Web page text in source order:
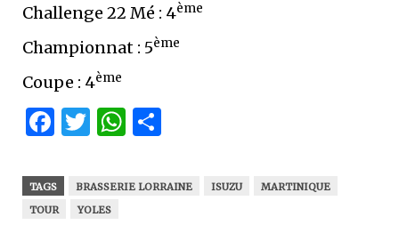
Challenge 22 Mé : 4ème
Championnat : 5ème
Coupe : 4ème
Facebook
Twitter
WhatsApp
TAGS BRASSERIE LORRAINE ISUZU
MARTINIQUE
TOUR
YOLES